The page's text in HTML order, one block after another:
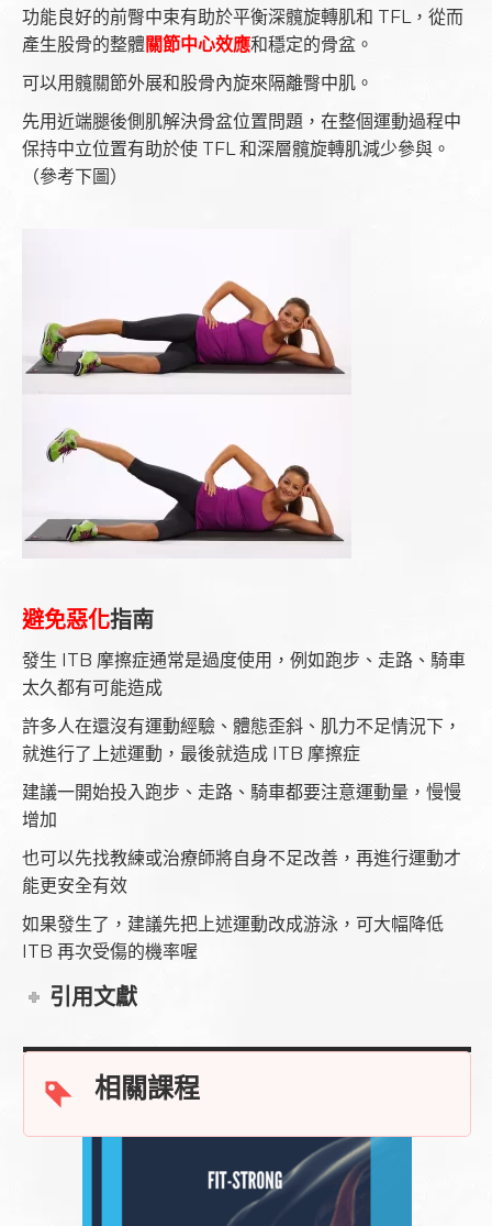
功能良好的前臀中束有助於平衡深髖旋轉肌和 TFL，從而
產生股骨的整體 關節中心效應和穩定的骨盆。
可以用髖關節外展和股骨內旋來隔離臀中肌。
先用近端腿後側肌解決骨盆位置問題，在整個運動過程中
保持中立位置有助於使 TFL 和深層髖旋轉肌減少參與。
（參考下圖）
避免惡化指南
發生 ITB 摩擦症通常是過度使用，例如跑步、走路、騎車
太久都有可能造成
許多人在還沒有運動經驗、體態歪斜、肌力不足情況下，
就進行了上述運動，最後就造成 ITB 摩擦症
建議一開始投入跑步、走路、騎車都要注意運動量，慢慢
增加
也可以先找教練或治療師將自身不足改善，再進行運動才
能更安全有效
如果發生了，建議先把上述運動改成游泳，可大幅降低
ITB 再次受傷的機率喔
引用文獻
相關課程